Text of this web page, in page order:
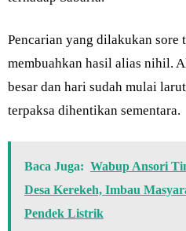
Pencarian yang dilakukan sore
membuahkan hasil alias nihil.
besar dan hari sudah mulai
terpaksa dihentikan sementara.
Baca Juga: Wabup Ansori
Desa Kerekeh, Imbau
Pendek Listrik